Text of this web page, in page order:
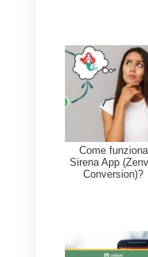
al fine
rapida
dal vivo